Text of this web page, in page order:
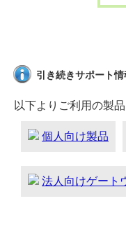
引き続きサポート
以下よりご利用の製
個人向け製品
法人向けゲート